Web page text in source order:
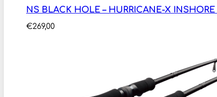
NS BLACK HOLE – HURRICANE-X
€269,00